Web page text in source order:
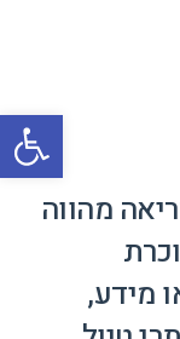
מהווה
מידע,
פתח